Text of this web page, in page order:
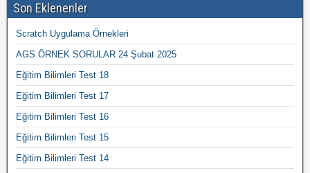
Son Eklenenler
Scratch Uygulama Örnekleri
AGS ÖRNEK SORULAR 24 Şubat 2025
Eğitim Bilimleri Test 18
Eğitim Bilimleri Test 17
Eğitim Bilimleri Test 16
Eğitim Bilimleri Test 15
Eğitim Bilimleri Test 14